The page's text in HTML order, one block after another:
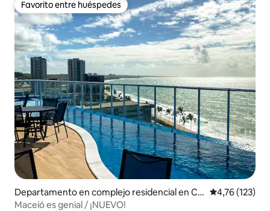
Favorito entre huéspedes
Favorito entre huéspedes
Departamento en complejo residencial en Cr
uz das Almas
Calificación
4,76 (123)
Maceió es genial / ¡NUEVO!